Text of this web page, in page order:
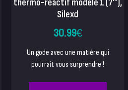
thermo-réactif modèle 1 (7″),
Silexd
30.99€
Un gode avec une matière qui
pourrait vous surprendre !